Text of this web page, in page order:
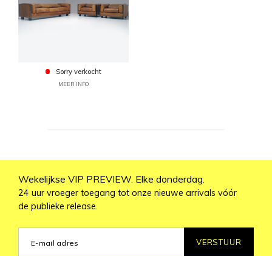
Sorry verkocht
MEER INFO
Wekelijkse VIP PREVIEW. Elke donderdag.
24 uur vroeger toegang tot onze nieuwe arrivals vóór
de publieke release.
VERSTUUR